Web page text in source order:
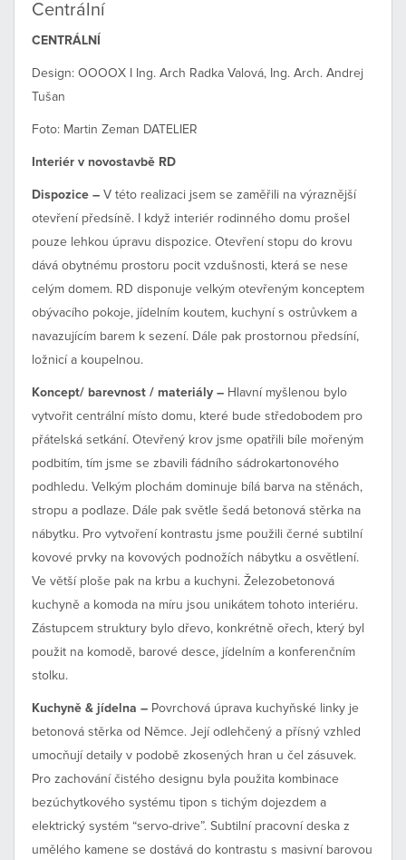
Centrální
CENTRÁLNÍ
Design: OOOOX I Ing. Arch Radka Valová, Ing. Arch. Andrej
Tušan
Foto: Martin Zeman DATELIER
Interiér v novostavbě RD
Dispozice – V této realizaci jsem se zaměřili na výraznější
otevření předsíně. I když interiér rodinného domu prošel
pouze lehkou úpravu dispozice. Otevření stopu do krovu
dává obytnému prostoru pocit vzdušnosti, která se nese
celým domem. RD disponuje velkým otevřeným konceptem
obývacího pokoje, jídelním koutem, kuchyní s ostrůvkem a
navazujícím barem k sezení. Dále pak prostornou předsíní,
ložnicí a koupelnou.
Koncept/ barevnost / materiály – Hlavní myšlenou bylo
vytvořit centrální místo domu, které bude středobodem pro
přátelská setkání. Otevřený krov jsme opatřili bíle mořeným
podbitím, tím jsme se zbavili fádního sádrokartonového
podhledu. Velkým plochám dominuje bílá barva na stěnách,
stropu a podlaze. Dále pak světle šedá betonová stěrka na
nábytku. Pro vytvoření kontrastu jsme použili černé subtilní
kovové prvky na kovových podnožích nábytku a osvětlení.
Ve větší ploše pak na krbu a kuchyni. Železobetonová
kuchyně a komoda na míru jsou unikátem tohoto interiéru.
Zástupcem struktury bylo dřevo, konkrétně ořech, který byl
použit na komodě, barové desce, jídelním a konferenčním
stolku.
Kuchyně & jídelna – Povrchová úprava kuchyňské linky je
betonová stěrka od Němce. Její odlehčený a přísný vzhled
umocňují detaily v podobě zkosených hran u čel zásuvek.
Pro zachování čistého designu byla použita kombinace
bezúchytkového systému tipon s tichým dojezdem a
elektrický systém “servo-drive”. Subtilní pracovní deska z
umělého kamene se dostává do kontrastu s masivní barovou